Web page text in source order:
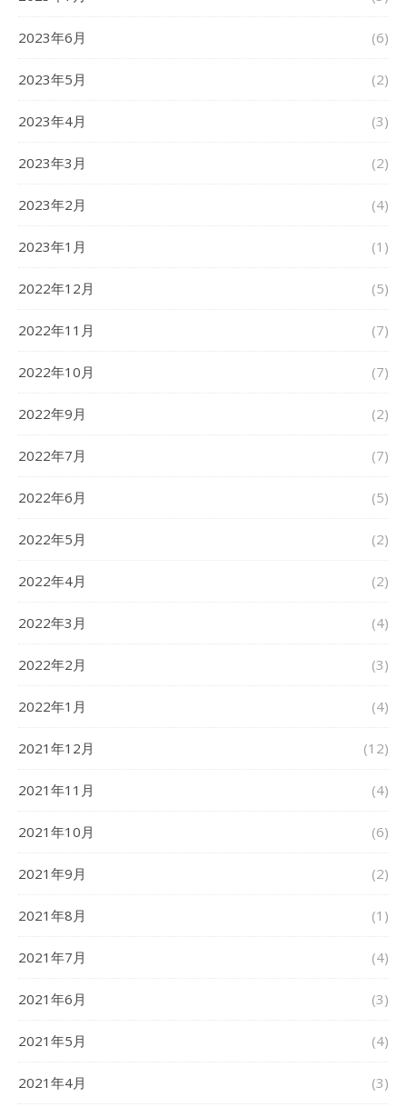
2023年6月 (6)
2023年5月 (2)
2023年4月 (3)
2023年3月 (2)
2023年2月 (4)
2023年1月 (1)
2022年12月 (5)
2022年11月 (7)
2022年10月 (7)
2022年9月 (2)
2022年7月 (7)
2022年6月 (5)
2022年5月 (2)
2022年4月 (2)
2022年3月 (4)
2022年2月 (3)
2022年1月 (4)
2021年12月 (12)
2021年11月 (4)
2021年10月 (6)
2021年9月 (2)
2021年8月 (1)
2021年7月 (4)
2021年6月 (3)
2021年5月 (4)
2021年4月 (3)